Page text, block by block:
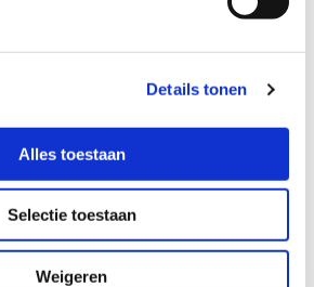
Details tonen
Alles toestaan
Selectie toestaan
Weigeren